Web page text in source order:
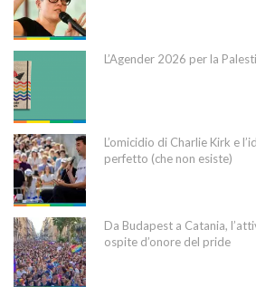
L’Agender 2026 per la
L’omicidio di Charlie Kirk e
perfetto (che non esiste)
Da Budapest a Catania,
ospite d’onore del pride